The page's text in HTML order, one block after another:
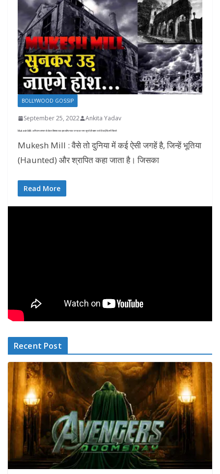
BOLLYWOOD GOSSIP
September 25, 2022 Ankita Yadav
Mukesh Mill : अमिताभ बच्चन से लेकर बिपाशा तक इस खौफनाक जगह का नाम सुनते ही सहम जाते है कई फ़िल्मी सितारे
Mukesh Mill : वैसे तो दुनिया में कई ऐसी जगहें है, जिन्हें भूतिया
(Haunted) और श्रापित कहा जाता है। जिसका
Read More
Recent Post